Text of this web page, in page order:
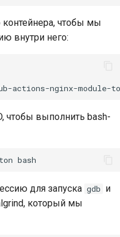
контейнера, чтобы мы
внутри него:
actions-nginx-module-
чтобы выполнить bash-
для запуска gdb и
который мы